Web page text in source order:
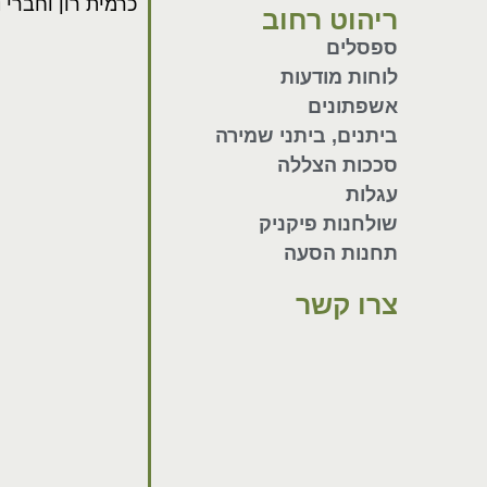
ריהוט רחוב
ספסלים
לוחות מודעות
אשפתונים
ביתנים, ביתני שמירה
סככות הצללה
עגלות
שולחנות פיקניק
תחנות הסעה
צרו קשר
כרמית רון